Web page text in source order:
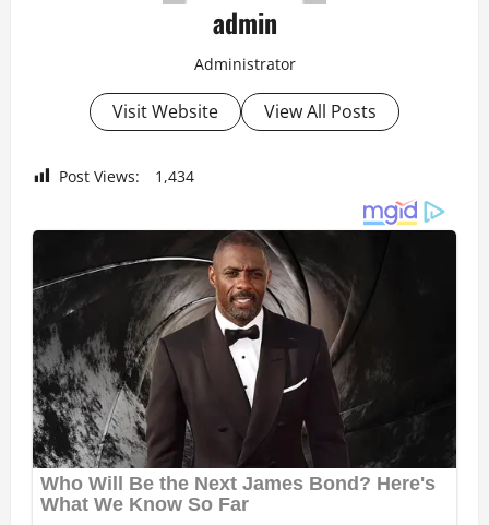
admin
Administrator
Visit Website View All Posts
Post Views: 1,434